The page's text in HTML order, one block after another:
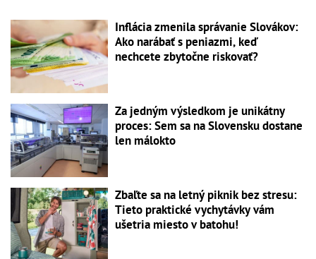
Inflácia zmenila správanie Slovákov:
Ako narábať s peniazmi, keď
nechcete zbytočne riskovať?
Za jedným výsledkom je unikátny
proces: Sem sa na Slovensku dostane
len málokto
Zbaľte sa na letný piknik bez stresu:
Tieto praktické vychytávky vám
ušetria miesto v batohu!